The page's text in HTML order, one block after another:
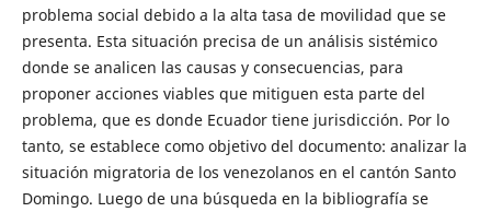
problema social debido a la alta tasa de movilidad que se
presenta. Esta situación precisa de un análisis sistémico
donde se analicen las causas y consecuencias, para
proponer acciones viables que mitiguen esta parte del
problema, que es donde Ecuador tiene jurisdicción. Por lo
tanto, se establece como objetivo del documento: analizar la
situación migratoria de los venezolanos en el cantón Santo
Domingo. Luego de una búsqueda en la bibliografía se